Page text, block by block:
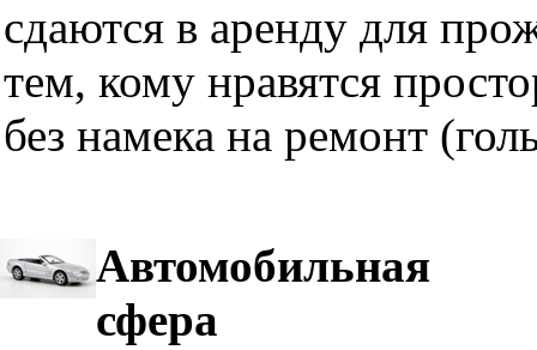
сдаются в аренду для
тем, кому нравятся
без намека на ремонт
Автомобильная
сфера